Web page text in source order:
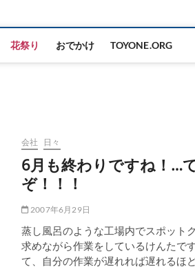
花祭り おでかけ TOYONE.ORG
会社 日々
6月も終わりですね！…
ぞ！！！
2007年6月29日
蒸し風呂のような工場内でスポット
求めながら作業をしているけんたで
て、自分の作業が遅れれば遅れるほ